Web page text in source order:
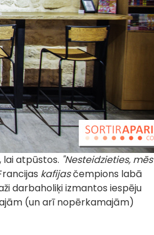
atpūstos. "Nesteidzieties, mēs
kafijasčempions labā
darbaholiķi izmantos iespēju
(un arī nopērkamajām)